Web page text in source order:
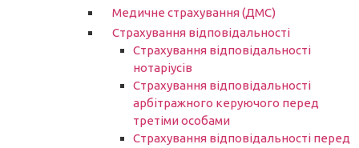
Медичне страхування (ДМС)
Страхування відповідальності
Страхування відповідальності
нотаріусів
Cтрахування відповідальності
арбітражного керуючого перед
третіми особами
Страхування відповідальності перед